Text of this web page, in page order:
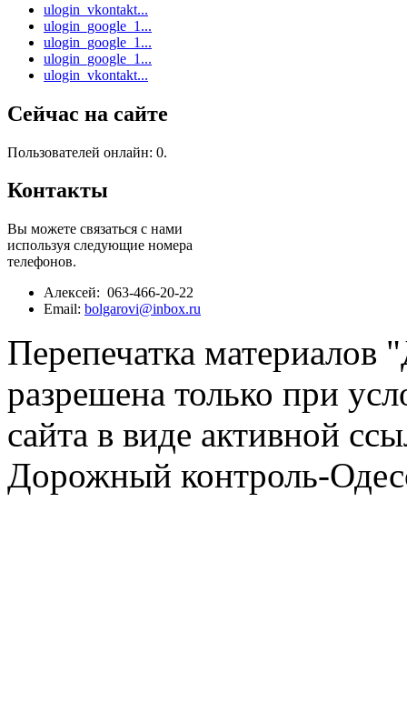
ulogin_vkontakt...
ulogin_google_1...
ulogin_google_1...
ulogin_google_1...
ulogin_vkontakt...
Сейчас на сайте
Пользователей онлайн: 0.
Контакты
Вы можете связаться с нами
используя следующие номера
телефонов.
Алексей: 063-466-20-22
Email: bolgarovi@inbox.ru
Перепечатка материалов
разрешена только при
сайта в виде активной
Дорожный контроль-